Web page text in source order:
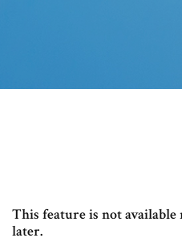
This feature is not
later.